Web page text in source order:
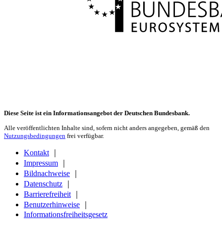
Diese Seite ist ein Informationsangebot der Deutschen Bundesbank.
Alle veröffentlichten Inhalte sind, sofern nicht anders angegeben, gemäß den
Nutzungsbedingungen frei verfügbar.
Kontakt
Impressum
Bildnachweise
Datenschutz
Barrierefreiheit
Benutzerhinweise
Informationsfreiheitsgesetz